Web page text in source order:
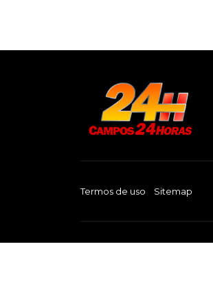
Termos de uso Sitemap